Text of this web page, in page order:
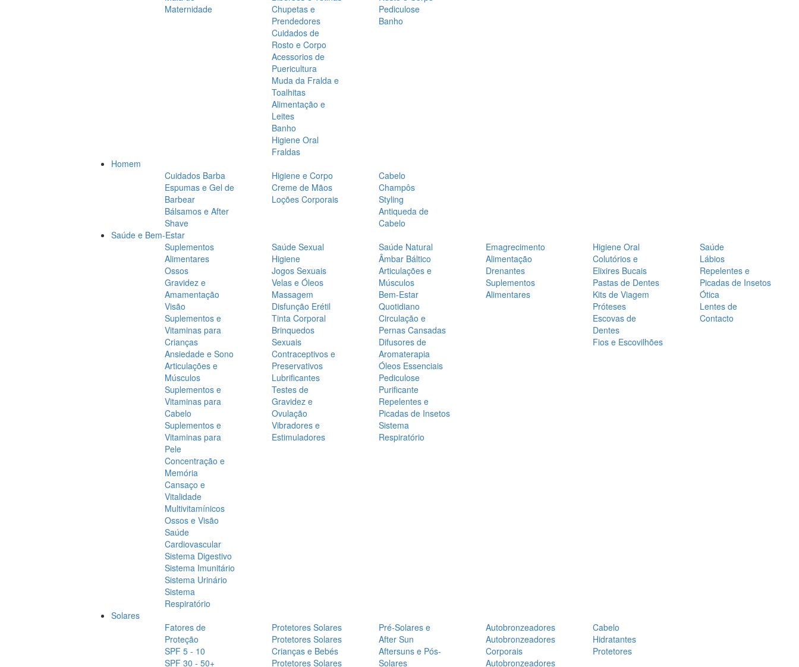
Maternidade
Chupetas e
Prendedores
Cuidados de
Rosto e Corpo
Acessorios de
Puericultura
Muda da Fralda e
Toalhitas
Alimentação e
Leites
Banho
Higiene Oral
Fraldas
Pediculose
Banho
Homem
Cuidados Barba
Espumas e Gel de
Barbear
Bálsamos e After
Shave
Higiene e Corpo
Creme de Mãos
Loções Corporais
Cabelo
Champôs
Styling
Antiqueda de
Cabelo
Saúde e Bem-Estar
Suplementos
Alimentares
Ossos
Gravidez e
Amamentação
Visão
Suplementos e
Vitaminas para
Crianças
Ansiedade e Sono
Articulações e
Músculos
Suplementos e
Vitaminas para
Cabelo
Suplementos e
Vitaminas para
Pele
Concentração e
Memória
Cansaço e
Vitalidade
Multivitamínicos
Ossos e Visão
Saúde
Cardiovascular
Sistema Digestivo
Sistema Imunitário
Sistema Urinário
Sistema
Respiratório
Saúde Sexual
Higiene
Jogos Sexuais
Velas e Óleos
Massagem
Disfunção Erétil
Tinta Corporal
Brinquedos
Sexuais
Contraceptivos e
Preservativos
Lubrificantes
Testes de
Gravidez e
Ovulação
Vibradores e
Estimuladores
Saúde Natural
Âmbar Báltico
Articulações e
Músculos
Bem-Estar
Quotidiano
Circulação e
Pernas Cansadas
Difusores de
Aromaterapia
Óleos Essenciais
Pediculose
Purificante
Repelentes e
Picadas de Insetos
Sistema
Respiratório
Emagrecimento
Alimentação
Drenantes
Suplementos
Alimentares
Higiene Oral
Colutórios e
Elixires Bucais
Pastas de Dentes
Kits de Viagem
Próteses
Escovas de
Dentes
Fios e Escovilhões
Saúde
Lábios
Repelentes e
Picadas de Insetos
Ótica
Lentes de
Contacto
Solares
Fatores de
Proteção
SPF 5 - 10
SPF 30 - 50+
Protetores Solares
Protetores Solares
Crianças e Bebés
Protetores Solares
Pré-Solares e
After Sun
Aftersuns e Pós-
Solares
Autobronzeadores
Autobronzeadores
Corporais
Autobronzeadores
Cabelo
Hidratantes
Protetores